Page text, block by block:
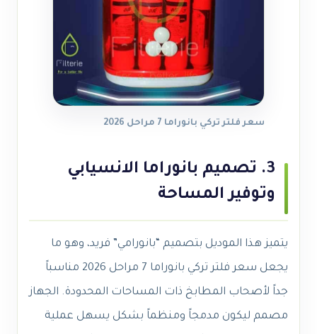
سعر فلتر تركي بانوراما 7 مراحل 2026
3. تصميم بانوراما الانسيابي
وتوفير المساحة
يتميز هذا الموديل بتصميم “بانورامي” فريد، وهو ما
يجعل سعر فلتر تركي بانوراما 7 مراحل 2026 مناسباً
جداً لأصحاب المطابخ ذات المساحات المحدودة. الجهاز
مصمم ليكون مدمجاً ومنظماً بشكل يسهل عملية